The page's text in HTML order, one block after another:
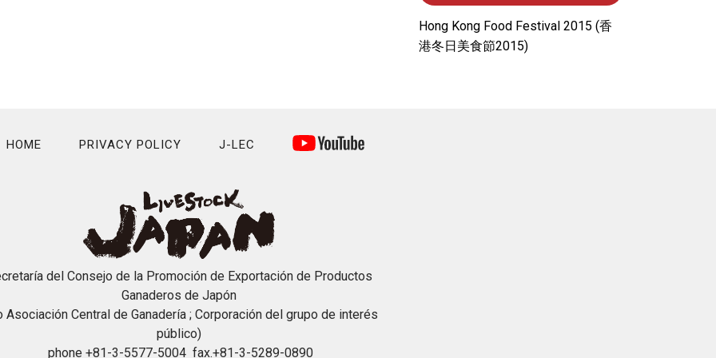
Hong Kong Food Festival 2015 (⾹
港冬⽇美⾷節2015)
HOME PRIVACY POLICY J-LEC
del Consejo de la Promoción de Exportación de Productos
Ganaderos de Japón
Asociación Central de Ganadería ; Corporación del grupo de interés
público)
phone +81-3-5577-5004 fax.+81-3-5289-0890